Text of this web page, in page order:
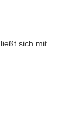
sich mit